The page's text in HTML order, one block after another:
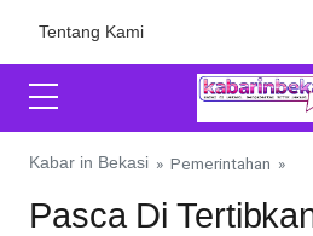
Tentang Kami
Kabar in Bekasi » Pemerintahan »
Pasca Di